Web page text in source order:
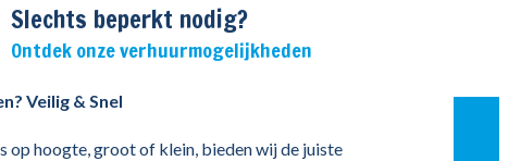
Slechts beperkt nodig?
Ontdek onze verhuurmogelijkheden
Veilig & Snel
op hoogte, groot of klein, bieden wij de juiste